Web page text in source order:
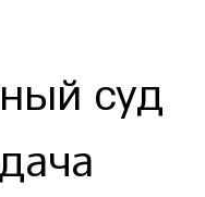
суд